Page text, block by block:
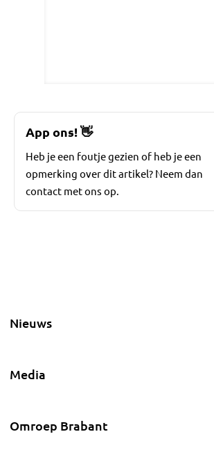
App ons!👋
Heb je een foutje gezien of heb je een
opmerking over dit artikel? Neem dan
contact met ons op.
Nieuws
Media
Omroep Brabant